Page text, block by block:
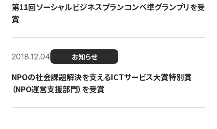
第11回ソーシャルビジネスプランコンペ準グランプリを受
賞
2018.12.04 お知らせ
NPOの社会課題解決を支えるICTサービス大賞特別賞
（NPO運営支援部門）を受賞